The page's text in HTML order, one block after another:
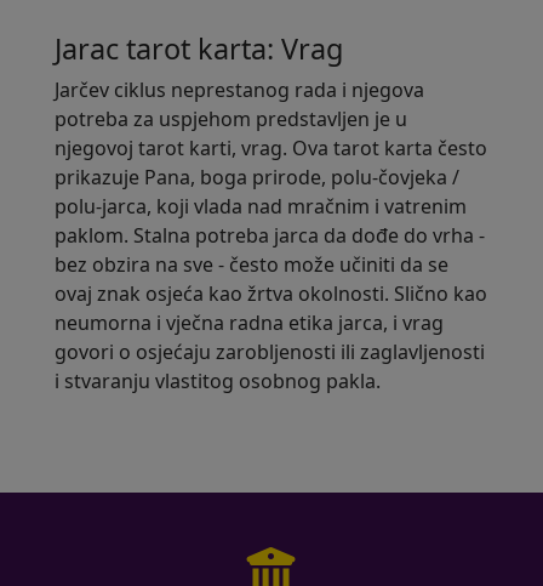
Jarac tarot karta: Vrag
Jarčev ciklus neprestanog rada i njegova
potreba za uspjehom predstavljen je u
njegovoj tarot karti, vrag. Ova tarot karta često
prikazuje Pana, boga prirode, polu-čovjeka /
polu-jarca, koji vlada nad mračnim i vatrenim
paklom. Stalna potreba jarca da dođe do vrha -
bez obzira na sve - često može učiniti da se
ovaj znak osjeća kao žrtva okolnosti. Slično kao
neumorna i vječna radna etika jarca, i vrag
govori o osjećaju zarobljenosti ili zaglavljenosti
i stvaranju vlastitog osobnog pakla.